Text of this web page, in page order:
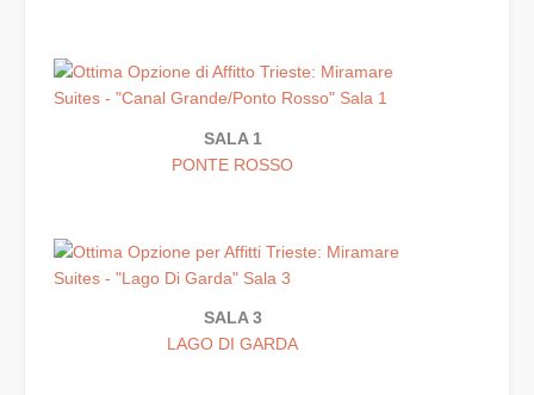
SALA 1
PONTE ROSSO
SALA 3
LAGO DI GARDA